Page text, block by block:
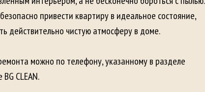
привести квартиру в идеальное состояние,
действительно чистую атмосферу в доме.
можно по телефону, указанному в разделе
CLEAN.